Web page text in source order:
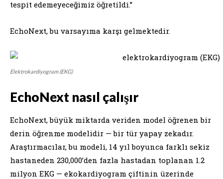
tespit edemeyeceğimiz öğretildi.”
EchoNext, bu varsayıma karşı gelmektedir.
Elektrokardiyogram (EKG)
EchoNext nasıl çalışır
EchoNext, büyük miktarda veriden model öğrenen bir
derin öğrenme modelidir — bir tür yapay zekadır.
Araştırmacılar, bu modeli, 14 yıl boyunca farklı sekiz
hastaneden 230,000’den fazla hastadan toplanan 1.2
milyon EKG — ekokardiyogram çiftinin üzerinde